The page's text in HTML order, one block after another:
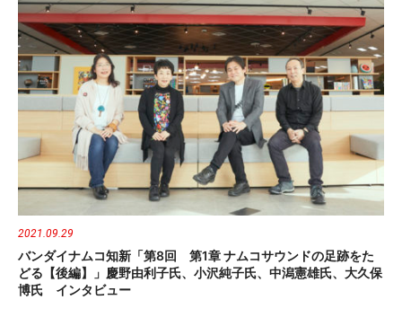
2021.09.29
バンダイナムコ知新「第8回 第1章 ナムコサウンドの足跡をた
どる【後編】」慶野由利子氏、小沢純子氏、中潟憲雄氏、大久保
博氏 インタビュー